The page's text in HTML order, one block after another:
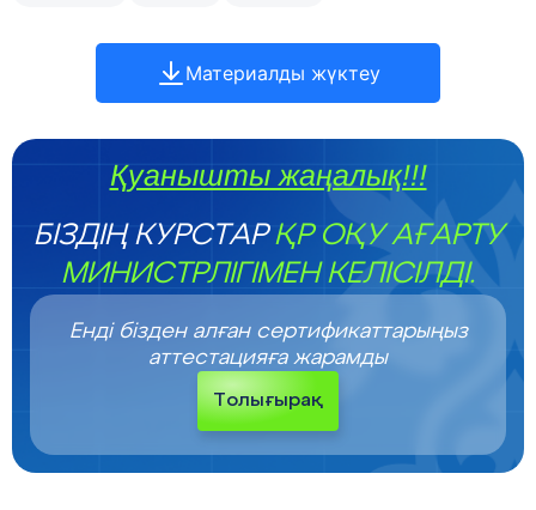
Материалды жүктеу
Қуанышты жаңалық!!!
БІЗДІҢ КУРСТАРҚР ОҚУ АҒАРТУ
МИНИСТРЛІГІМЕН КЕЛІСІЛДІ.
Енді бізден алған сертификаттарыңыз
аттестацияға жарамды
Толығырақ